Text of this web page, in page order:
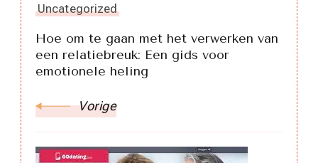
Uncategorized
Hoe om te gaan met het verwerken van
een relatiebreuk: Een gids voor
emotionele heling
Vorige